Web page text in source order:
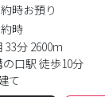
時お預り
時
分 2600m
口駅 徒歩10分
て